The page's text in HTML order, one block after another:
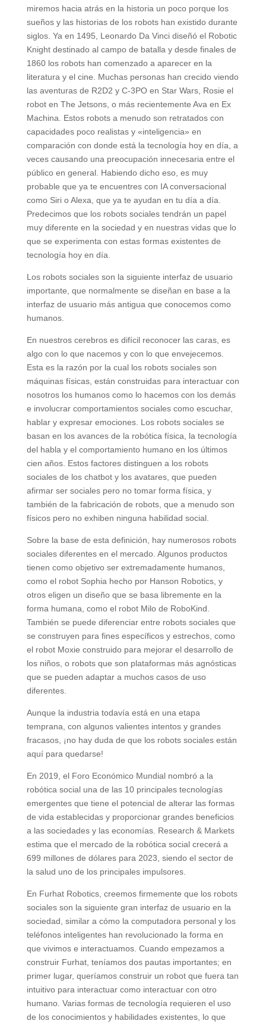
miremos hacia atrás en la historia un poco porque los
sueños y las historias de los robots han existido durante
siglos. Ya en 1495, Leonardo Da Vinci diseñó el Robotic
Knight destinado al campo de batalla y desde finales de
1860 los robots han comenzado a aparecer en la
literatura y el cine. Muchas personas han crecido viendo
las aventuras de R2D2 y C-3PO en Star Wars, Rosie el
robot en The Jetsons, o más recientemente Ava en Ex
Machina. Estos robots a menudo son retratados con
capacidades poco realistas y «inteligencia» en
comparación con donde está la tecnología hoy en día, a
veces causando una preocupación innecesaria entre el
público en general. Habiendo dicho eso, es muy
probable que ya te encuentres con IA conversacional
como Siri o Alexa, que ya te ayudan en tu día a día.
Predecimos que los robots sociales tendrán un papel
muy diferente en la sociedad y en nuestras vidas que lo
que se experimenta con estas formas existentes de
tecnología hoy en día.
Los robots sociales son la siguiente interfaz de usuario
importante, que normalmente se diseñan en base a la
interfaz de usuario más antigua que conocemos como
humanos.
En nuestros cerebros es difícil reconocer las caras, es
algo con lo que nacemos y con lo que envejecemos.
Esta es la razón por la cual los robots sociales son
máquinas físicas, están construidas para interactuar con
nosotros los humanos como lo hacemos con los demás
e involucrar comportamientos sociales como escuchar,
hablar y expresar emociones. Los robots sociales se
basan en los avances de la robótica física, la tecnología
del habla y el comportamiento humano en los últimos
cien años. Estos factores distinguen a los robots
sociales de los chatbot y los avatares, que pueden
afirmar ser sociales pero no tomar forma física, y
también de la fabricación de robots, que a menudo son
físicos pero no exhiben ninguna habilidad social.
Sobre la base de esta definición, hay numerosos robots
sociales diferentes en el mercado. Algunos productos
tienen como objetivo ser extremadamente humanos,
como el robot Sophia hecho por Hanson Robotics, y
otros eligen un diseño que se basa libremente en la
forma humana, como el robot Milo de RoboKind.
También se puede diferenciar entre robots sociales que
se construyen para fines específicos y estrechos, como
el robot Moxie construido para mejorar el desarrollo de
los niños, o robots que son plataformas más agnósticas
que se pueden adaptar a muchos casos de uso
diferentes.
Aunque la industria todavía está en una etapa
temprana, con algunos valientes intentos y grandes
fracasos, ¡no hay duda de que los robots sociales están
aquí para quedarse!
En 2019, el Foro Económico Mundial nombró a la
robótica social una de las 10 principales tecnologías
emergentes que tiene el potencial de alterar las formas
de vida establecidas y proporcionar grandes beneficios
a las sociedades y las economías. Research & Markets
estima que el mercado de la robótica social crecerá a
699 millones de dólares para 2023, siendo el sector de
la salud uno de los principales impulsores.
En Furhat Robotics, creemos firmemente que los robots
sociales son la siguiente gran interfaz de usuario en la
sociedad, similar a cómo la computadora personal y los
teléfonos inteligentes han revolucionado la forma en
que vivimos e interactuamos. Cuando empezamos a
construir Furhat, teníamos dos pautas importantes; en
primer lugar, queríamos construir un robot que fuera tan
intuitivo para interactuar como interactuar con otro
humano. Varias formas de tecnología requieren el uso
de los conocimientos y habilidades existentes, lo que